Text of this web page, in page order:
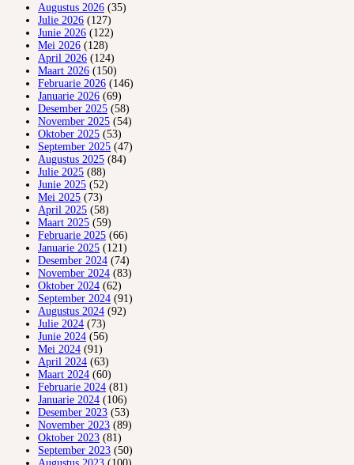
Augustus 2026 (35)
Julie 2026 (127)
Junie 2026 (122)
Mei 2026 (128)
April 2026 (124)
Maart 2026 (150)
Februarie 2026 (146)
Januarie 2026 (69)
Desember 2025 (58)
November 2025 (54)
Oktober 2025 (53)
September 2025 (47)
Augustus 2025 (84)
Julie 2025 (88)
Junie 2025 (52)
Mei 2025 (73)
April 2025 (58)
Maart 2025 (59)
Februarie 2025 (66)
Januarie 2025 (121)
Desember 2024 (74)
November 2024 (83)
Oktober 2024 (62)
September 2024 (91)
Augustus 2024 (92)
Julie 2024 (73)
Junie 2024 (56)
Mei 2024 (91)
April 2024 (63)
Maart 2024 (60)
Februarie 2024 (81)
Januarie 2024 (106)
Desember 2023 (53)
November 2023 (89)
Oktober 2023 (81)
September 2023 (50)